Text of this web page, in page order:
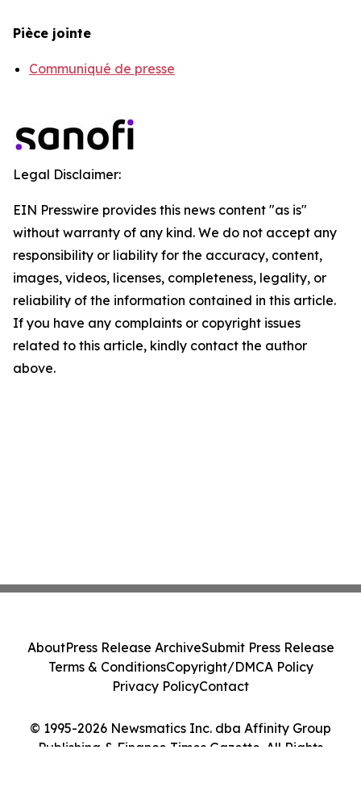
Pièce jointe
Communiqué de presse
Legal Disclaimer:
EIN Presswire provides this news content "as is"
without warranty of any kind. We do not accept any
responsibility or liability for the accuracy, content,
images, videos, licenses, completeness, legality, or
reliability of the information contained in this article.
If you have any complaints or copyright issues
related to this article, kindly contact the author
above.
© 1995-2026 Newsmatics Inc. dba Affinity Group
Publishing & Finance Times Gazette. All Rights
AboutPress Release ArchiveSubmit Press Release
Terms & ConditionsCopyright/DMCA Policy
Privacy PolicyContact